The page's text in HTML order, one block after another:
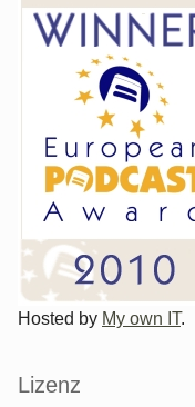
Hosted by My own IT.
Lizenz